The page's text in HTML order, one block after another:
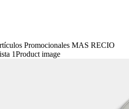
Product image